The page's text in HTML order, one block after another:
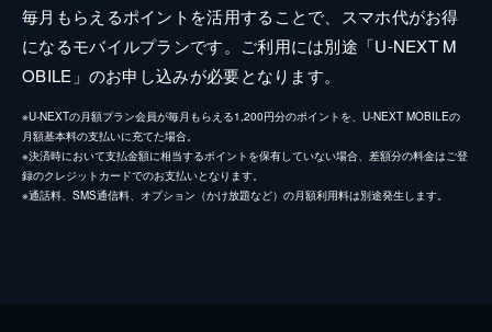
毎月もらえるポイントを活用することで、スマホ代がお得
になるモバイルプランです。ご利用には別途「U-NEXT M
OBILE」のお申し込みが必要となります。
※U-NEXTの月額プラン会員が毎月もらえる1,200円分のポイントを、U-NEXT MOBILEの
月額基本料の支払いに充てた場合。
※決済時において支払金額に相当するポイントを保有していない場合、差額分の料金はご登
録のクレジットカードでのお支払いとなります。
※通話料、SMS通信料、オプション（かけ放題など）の月額利用料は別途発生します。